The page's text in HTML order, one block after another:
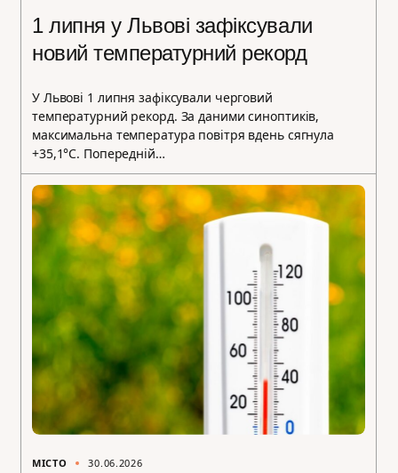
1 липня у Львові зафіксували
новий температурний рекорд
У Львові 1 липня зафіксували черговий
температурний рекорд. За даними синоптиків,
максимальна температура повітря вдень сягнула
+35,1°C. Попередній…
МІСТО 30.06.2026